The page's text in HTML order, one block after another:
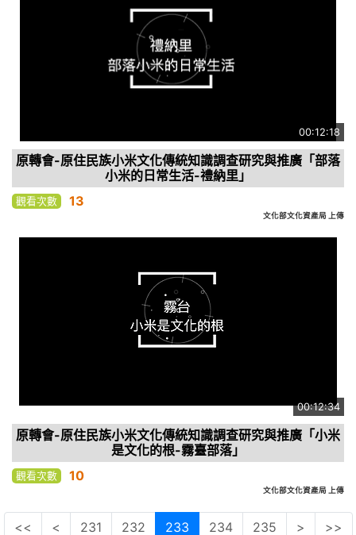
00:12:18
原轉會-原住民族小米文化傳統知識調查研究與推廣「部落
小米的日常生活-禮納里」
觀看次數 13
文化部文化資產局 上傳
00:12:34
原轉會-原住民族小米文化傳統知識調查研究與推廣「小米
是文化的根-霧臺部落」
觀看次數 10
文化部文化資產局 上傳
<< < 231 232 233 234 235 > >>